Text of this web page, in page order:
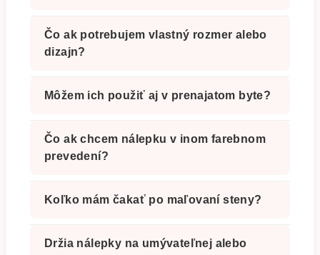
Čo ak potrebujem vlastný rozmer alebo
dizajn?
Môžem ich použiť aj v prenajatom byte?
Čo ak chcem nálepku v inom farebnom
prevedení?
Koľko mám čakať po maľovaní steny?
Držia nálepky na umývateľnej alebo